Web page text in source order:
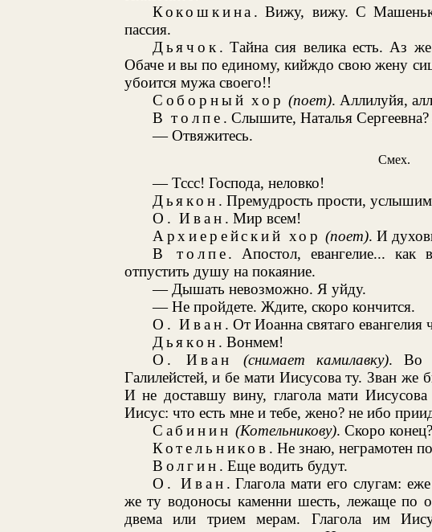
Кокошкина . Вижу, вижу. С
пассия.
Дьячок. Тайна сия велика есть. Аз
Обаче и вы по единому, кийждо свою жену
убоится мужа своего!!
Соборный хор (поет). Аллилуйя,
В толпе . Слышите, Наталья
— Отвяжитесь.
Смех.
— Тссс! Господа, неловко!
Дьякон . Премудрость прости, услышим
О. Иван . Мир всем!
Архиерейский хор (поет). И
В толпе. Апостол, евангелие...
отпустить душу на покаяние.
— Дышать невозможно. Я уйду.
— Не пройдете. Ждите, скоро кончится.
О. Иван . От Иоанна святаго евангелия
Дьякон . Вонмем!
О. Иван
(снимает камилавку). Во
Галилейстей, и бе мати Иисусова ту. Зван же
И не доставшу вину, глагола мати
Иисус: что есть мне и тебе, жено? не ибо
Сабинин (Котельникову). Скоро конец?
Котельников . Не знаю, неграмотен
Волгин . Еще водить будут.
О. Иван . Глагола мати его слугам:
же ту водоносы каменни шесть, лежаще по
двема или трием мерам. Глагола им